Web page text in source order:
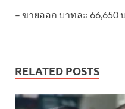
– ขายออก บาทละ 66,650
RELATED POSTS